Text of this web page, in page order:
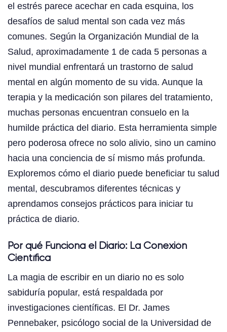
el estrés parece acechar en cada esquina, los
desafíos de salud mental son cada vez más
comunes. Según la Organización Mundial de la
Salud, aproximadamente 1 de cada 5 personas a
nivel mundial enfrentará un trastorno de salud
mental en algún momento de su vida. Aunque la
terapia y la medicación son pilares del tratamiento,
muchas personas encuentran consuelo en la
humilde práctica del diario. Esta herramienta simple
pero poderosa ofrece no solo alivio, sino un camino
hacia una conciencia de sí mismo más profunda.
Exploremos cómo el diario puede beneficiar tu salud
mental, descubramos diferentes técnicas y
aprendamos consejos prácticos para iniciar tu
práctica de diario.
Por qué Funciona el Diario: La Conexión
Científica
La magia de escribir en un diario no es solo
sabiduría popular, está respaldada por
investigaciones científicas. El Dr. James
Pennebaker, psicólogo social de la Universidad de